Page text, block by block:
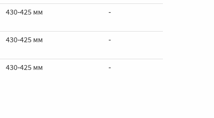
430‑425 мм ‑
430‑425 мм ‑
430‑425 мм ‑